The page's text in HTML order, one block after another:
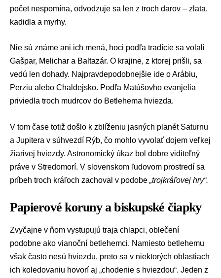
počet nespomína, odvodzuje sa len z troch darov – zlata,
kadidla a myrhy.
Nie sú známe ani ich mená, hoci podľa tradície sa volali
Gašpar, Melichar a Baltazár. O krajine, z ktorej prišli, sa
vedú len dohady. Najpravdepodobnejšie ide o Arábiu,
Perziu alebo Chaldejsko. Podľa Matúšovho evanjelia
priviedla troch mudrcov do Betlehema hviezda.
V tom čase totiž došlo k zblíženiu jasných planét Saturnu
a Jupitera v súhvezdí Rýb, čo mohlo vyvolať dojem veľkej
žiarivej hviezdy. Astronomický úkaz bol dobre viditeľný
práve v Stredomorí. V slovenskom ľudovom prostredí sa
príbeh troch kráľoch zachoval v podobe „trojkráľovej hry“.
Papierové koruny a biskupské čiapky
Zvyčajne v ňom vystupujú traja chlapci, oblečení
podobne ako vianoční betlehemci. Namiesto betlehemu
však často nesú hviezdu, preto sa v niektorých oblastiach
ich koledovaniu hovorí aj „chodenie s hviezdou“. Jeden z